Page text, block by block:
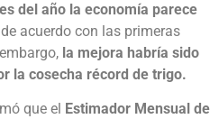
del año la economía parece
de acuerdo con las primeras
la mejora habría sido
la cosecha récord de trigo.
que el Estimador Mensual de